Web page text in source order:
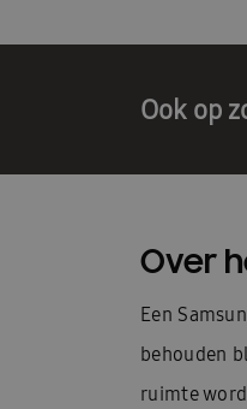
Ook op
Over
Een
behouden
ruimte